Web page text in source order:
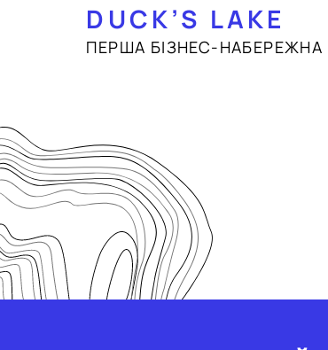
DUCK’S LAKE
ПЕРША БІЗНЕС-НАБЕРЕЖНА